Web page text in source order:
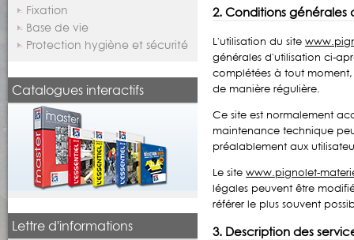
2. Conditions générales
L'utilisation du site
générales d'utilisation ci-
complétées à tout moment,
de manière régulière.
Ce site est normalement
maintenance technique
préalablement aux
Le sitewww.pignolet-
légales peuvent être
référer le plus souvent
3. Description des
Fixation
Base de vie
Protection hygiène et sécurité
Catalogues interactifs
Lettre d'informations